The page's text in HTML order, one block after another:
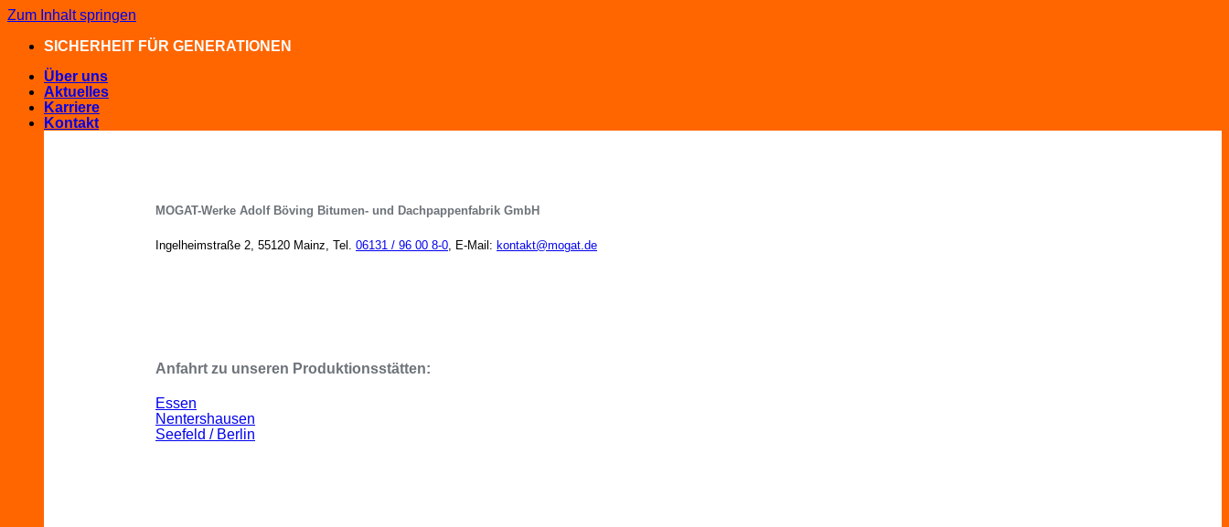
Zum Inhalt springen
SICHERHEIT FÜR GENERATIONEN
Über uns
Aktuelles
Karriere
Kontakt
MOGAT-Werke Adolf Böving Bitumen- und Dachpappenfabrik GmbH
Ingelheimstraße 2, 55120 Mainz, Tel. 06131 / 96 00 8-0, E-Mail: kontakt@mogat.de
Anfahrt zu unseren Produktionsstätten:
Essen
Nentershausen
Seefeld / Berlin